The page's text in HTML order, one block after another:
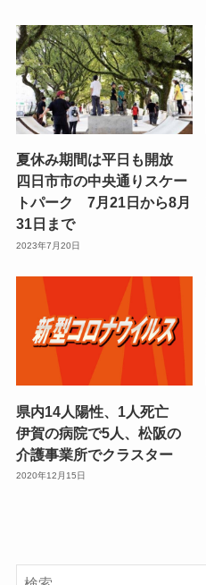
夏休み期間は平日も開放
四日市市の中央通りスケー
トパーク 7月21日から8月
31日まで
2023年7月20日
県内14人陽性、1人死亡
伊賀の病院で5人、松阪の
介護事業所でクラスター
2020年12月15日